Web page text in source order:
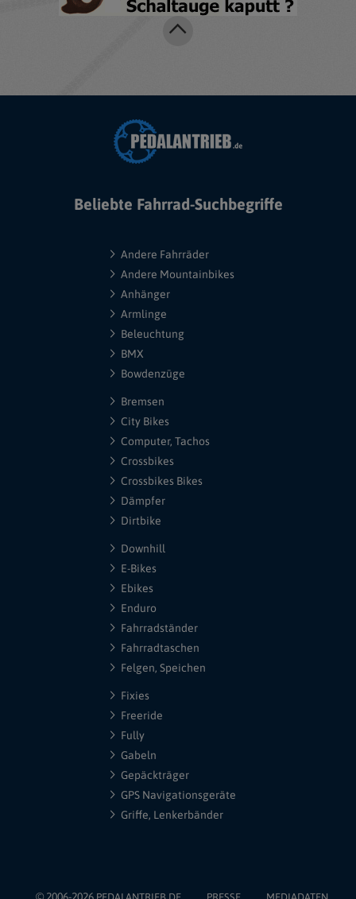
Beliebte Fahrrad-Suchbegriffe
Andere Fahrräder
Andere Mountainbikes
Anhänger
Armlinge
Beleuchtung
BMX
Bowdenzüge
Bremsen
City Bikes
Computer, Tachos
Crossbikes
Crossbikes Bikes
Dämpfer
Dirtbike
Downhill
E-Bikes
Ebikes
Enduro
Fahrradständer
Fahrradtaschen
Felgen, Speichen
Fixies
Freeride
Fully
Gabeln
Gepäckträger
GPS Navigationsgeräte
Griffe, Lenkerbänder